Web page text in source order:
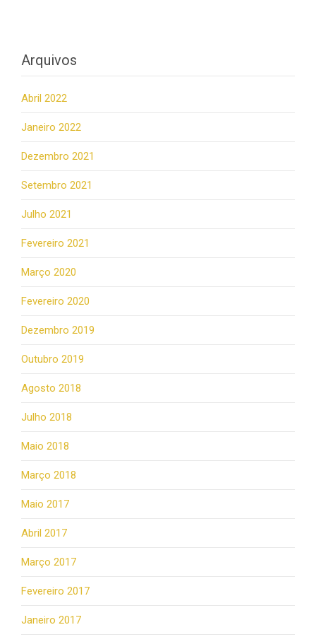
Arquivos
Abril 2022
Janeiro 2022
Dezembro 2021
Setembro 2021
Julho 2021
Fevereiro 2021
Março 2020
Fevereiro 2020
Dezembro 2019
Outubro 2019
Agosto 2018
Julho 2018
Maio 2018
Março 2018
Maio 2017
Abril 2017
Março 2017
Fevereiro 2017
Janeiro 2017